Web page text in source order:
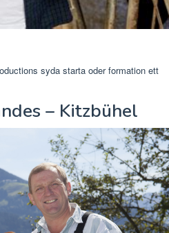
syda starta oder formation ett
– Kitzbühel